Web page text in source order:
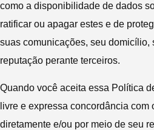
como a disponibilidade de dados
ratificar ou apagar estes e de
suas comunicações, seu domicílio,
reputação perante terceiros.
Quando você aceita essa Política
livre e expressa concordância
diretamente e/ou por meio de seu